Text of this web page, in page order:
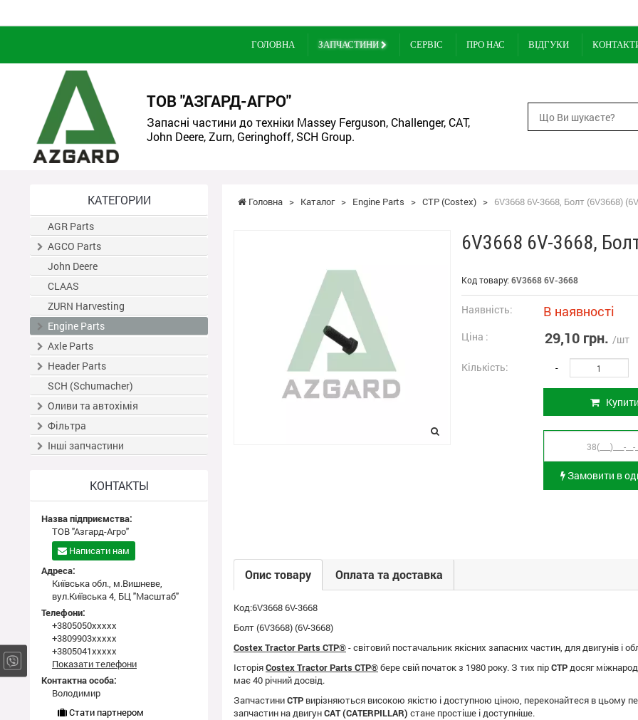
ГОЛОВНА ЗАПЧАСТИНИ СЕРВІС ПРО НАС ВІДГУКИ
ТОВ "АЗГАРД-АГРО"
Запасні частини до техніки Massey Ferguson, Challenger, CAT,
John Deere, Zurn, Geringhoff, SCH Group.
Головна > Каталог > Engine Parts > CTP (Costex) > 6V3668 6V-3668, Болт (6V3668)
6V3668 6V-3668,
Код товару: 6V3668 6V-3668
Наявність: В наявності
Ціна : 29,10 грн. /шт
Кількість: -
Купити
Замовити в
Опис товару Оплата та доставка
Код:6V3668 6V-3668
Болт (6V3668) (6V-3668)
Costex Tractor Parts CTP®- світовий постачальник якісних запасних частин, для двигунів і
ІсторіяCostex Tractor Parts CTP®бере свій початок з 1980 року. З тих пірCTPдосяг
має 40 річний досвід.
ЗапчастиниCTP вирізняються високою якістю і доступною ціною, переконайтеся в цьому
запчастин на двигунCAT (CATERPILLAR) стане простіше і доступніше.
КАТЕГОРИИ
AGR Parts
AGCO Parts
John Deere
CLAAS
ZURN Harvesting
Engine Parts
Axle Parts
Header Parts
SCH (Schumacher)
Оливи та автохімія
Фільтра
Інші запчастини
КОНТАКТЫ
Назва підприємства:
ТОВ "Азгард-Агро"
Написати нам
Адреса:
Київська обл., м.Вишневе,
вул.Київська 4, БЦ "Масштаб"
Телефони:
+3805050xxxxx
+3809903xxxxx
+3805041xxxxx
Показати телефони
Контактна особа:
Володимир
Стати партнером